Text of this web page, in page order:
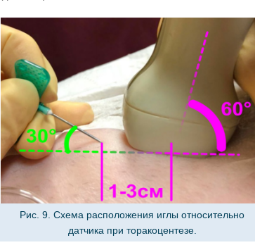
Рис. 9. Схема расположения иглы относительно
датчика при торакоцентезе.